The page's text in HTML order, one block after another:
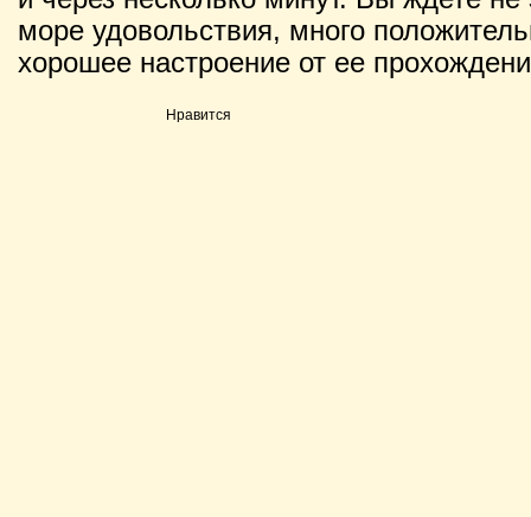
море удовольствия, много
хорошее настроение от ее
Нравится